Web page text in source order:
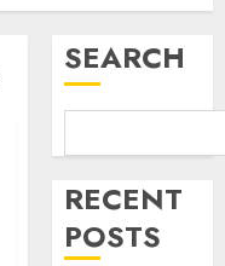
SEARCH
RECENT
POSTS